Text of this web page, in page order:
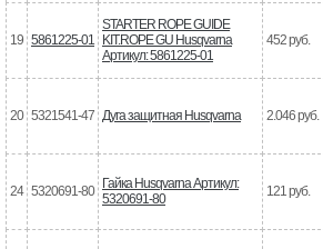
19 5861225-01
STARTER ROPE GUIDE
KIT.ROPE GU Husqvarna
Артикул: 5861225-01
452 руб.
20 5321541-47 Дуга защитная Husqvarna
2.046 руб.
24 5320691-80 Гайка Husqvarna Артикул:
5320691-80
121 руб.